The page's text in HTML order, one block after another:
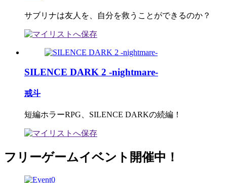
サブリナは友人を、自分を救うことができるのか？
SILENCE DARK 2 -nightmare-
戒斗
短編ホラーRPG、SILENCE DARKの続編！
フリーゲームイベント開催中！